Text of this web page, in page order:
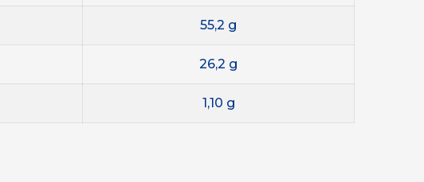
55,2 g
26,2 g
1,10 g